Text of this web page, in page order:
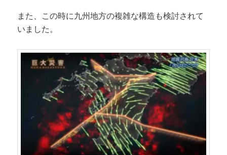
また、この時に九州地方の複雑な構造も検討されて
いました。